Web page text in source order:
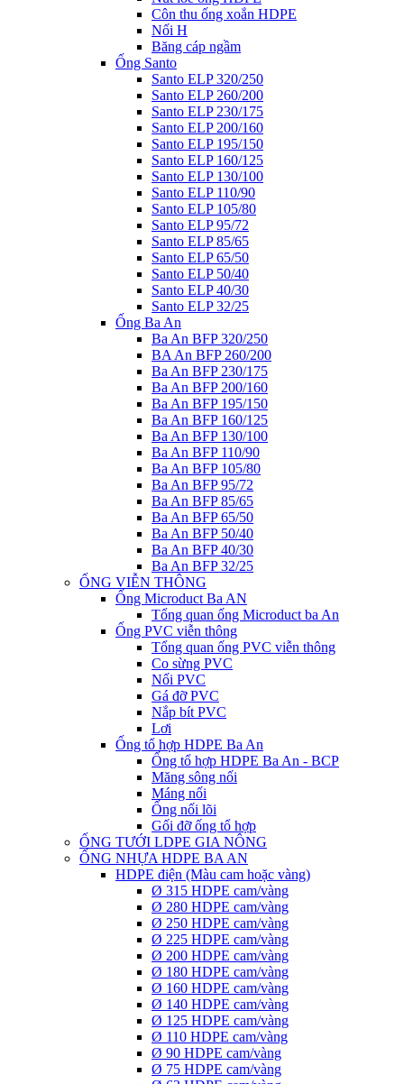
Côn thu ống xoắn HDPE
Nối H
Băng cáp ngầm
Ống Santo
Santo ELP 320/250
Santo ELP 260/200
Santo ELP 230/175
Santo ELP 200/160
Santo ELP 195/150
Santo ELP 160/125
Santo ELP 130/100
Santo ELP 110/90
Santo ELP 105/80
Santo ELP 95/72
Santo ELP 85/65
Santo ELP 65/50
Santo ELP 50/40
Santo ELP 40/30
Santo ELP 32/25
Ống Ba An
Ba An BFP 320/250
BA An BFP 260/200
Ba An BFP 230/175
Ba An BFP 200/160
Ba An BFP 195/150
Ba An BFP 160/125
Ba An BFP 130/100
Ba An BFP 110/90
Ba An BFP 105/80
Ba An BFP 95/72
Ba An BFP 85/65
Ba An BFP 65/50
Ba An BFP 50/40
Ba An BFP 40/30
Ba An BFP 32/25
ỐNG VIỄN THÔNG
Ống Microduct Ba AN
Tổng quan ống Microduct ba An
Ống PVC viễn thông
Tổng quan ống PVC viễn thông
Co sừng PVC
Nối PVC
Gá đỡ PVC
Nắp bít PVC
Lơi
Ống tổ hợp HDPE Ba An
Ống tổ hợp HDPE Ba An - BCP
Măng sông nối
Máng nối
Ống nối lõi
Gối đỡ ống tổ hợp
ỐNG TƯỚI LDPE GIA NÔNG
ỐNG NHỰA HDPE BA AN
HDPE điện (Màu cam hoặc vàng)
Ø 315 HDPE cam/vàng
Ø 280 HDPE cam/vàng
Ø 250 HDPE cam/vàng
Ø 225 HDPE cam/vàng
Ø 200 HDPE cam/vàng
Ø 180 HDPE cam/vàng
Ø 160 HDPE cam/vàng
Ø 140 HDPE cam/vàng
Ø 125 HDPE cam/vàng
Ø 110 HDPE cam/vàng
Ø 90 HDPE cam/vàng
Ø 75 HDPE cam/vàng